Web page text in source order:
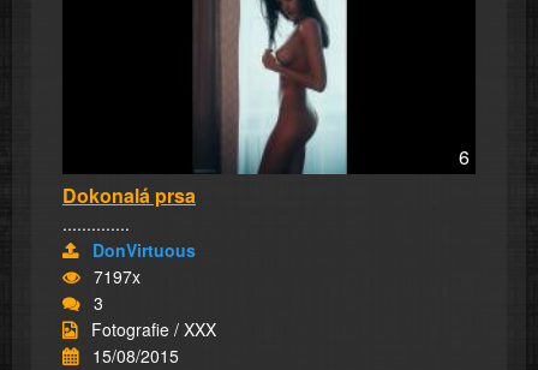
6
Dokonalá prsa
..............
DonVirtuous
7197x
3
Fotografie / XXX
15/08/2015